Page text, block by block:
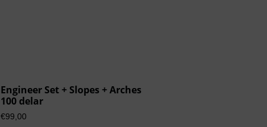
Engineer Set + Slopes + Arches
100 delar
€99,00